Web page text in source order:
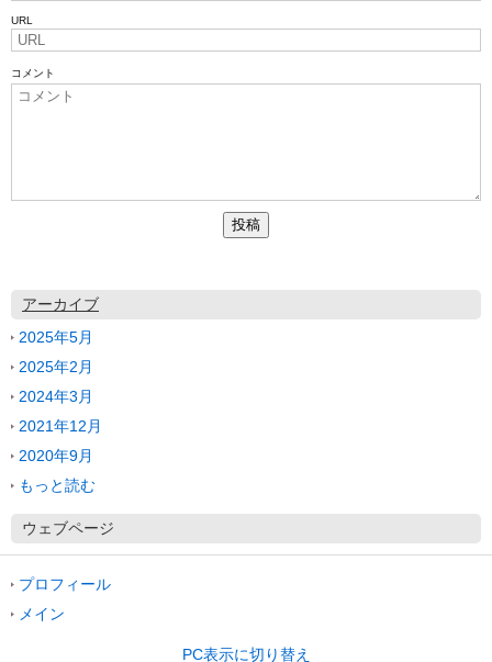
URL
コメント
アーカイブ
2025年5月
2025年2月
2024年3月
2021年12月
2020年9月
もっと読む
ウェブページ
プロフィール
メイン
PC表示に切り替え